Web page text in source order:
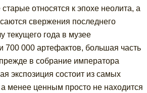
относятся к эпохе неолита, а
свержения последнего
текущего года в музее
700 000 артефактов, большая часть
в собрание императора
экспозиция состоит из самых
а менее ценным просто не находится